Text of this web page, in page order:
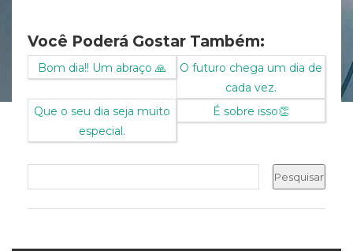
Você Poderá Gostar Também:
Bom dia!! Um abraço 🙏
O futuro chega um dia de
cada vez.
Que o seu dia seja muito
especial.
É sobre isso👏